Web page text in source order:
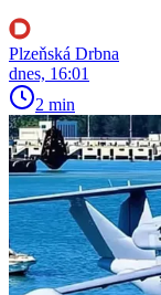
Plzeňská Drbna
dnes, 16:01
2 min